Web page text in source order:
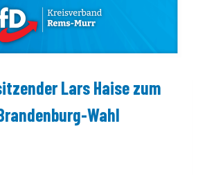
Lars Haise zum
Wahl